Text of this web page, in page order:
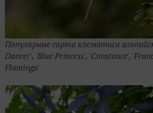
Популярные сорта клематиса
Dancer', 'Blue Princess', 'Constance',
Flamingo'